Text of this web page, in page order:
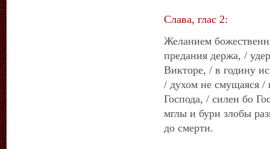
Слава, глас 2:
Желанием
предания держа, /
Викторе, / в годину
/ духом не смущаяся /
Господа, / силен бо
мглы и бури злобы
до смерти.